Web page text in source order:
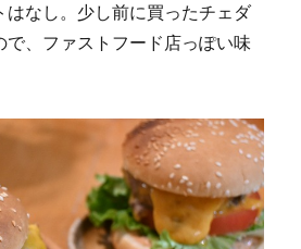
はなし。少し前に買ったチェダ
で、ファストフード店っぽい味